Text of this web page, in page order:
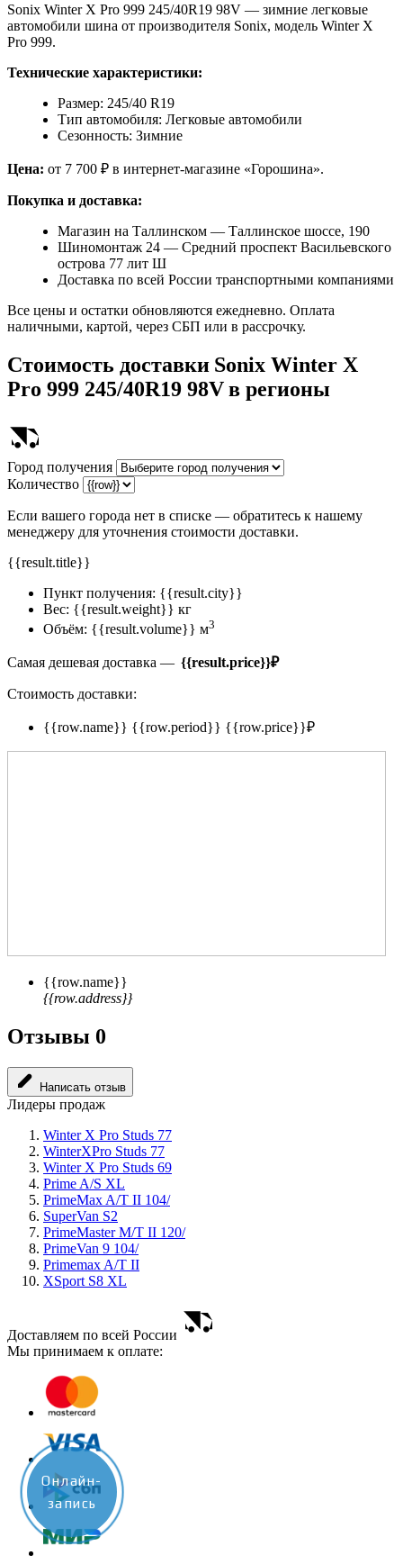
Sonix Winter X Pro 999 245/40R19 98V — зимние легковые
автомобили шина от производителя Sonix, модель Winter X
Pro 999.
Технические характеристики:
Размер: 245/40 R19
Тип автомобиля: Легковые автомобили
Сезонность: Зимние
Цена: от 7 700 ₽ в интернет-магазине «Горошина».
Покупка и доставка:
Магазин на Таллинском — Таллинское шоссе, 190
Шиномонтаж 24 — Средний проспект Васильевского
острова 77 лит Ш
Доставка по всей России транспортными компаниями
Все цены и остатки обновляются ежедневно. Оплата
наличными, картой, через СБП или в рассрочку.
Стоимость доставки Sonix Winter X
Pro 999 245/40R19 98Vв регионы
Город получения
Количество
Если вашего города нет в списке — обратитесь к нашему
менеджеру для уточнения стоимости доставки.
{{result.title}}
Пункт получения: {{result.city}}
Вес: {{result.weight}} кг
Объём: {{result.volume}} м3
Самая дешевая доставка — {{result.price}}₽
Стоимость доставки:
{{row.name}} {{row.period}} {{row.price}}₽
{{row.name}}
{{row.address}}
Отзывы 0
Написать отзыв
Лидеры продаж
Winter X Pro Studs 77
WinterXPro Studs 77
Winter X Pro Studs 69
Prime A/S XL
PrimeMax A/T II 104/
SuperVan S2
PrimeMaster M/T II 120/
PrimeVan 9 104/
Primemax A/T II
XSport S8 XL
Доставляем по всей России
Мы принимаем к оплате:
Онлайн-
запись